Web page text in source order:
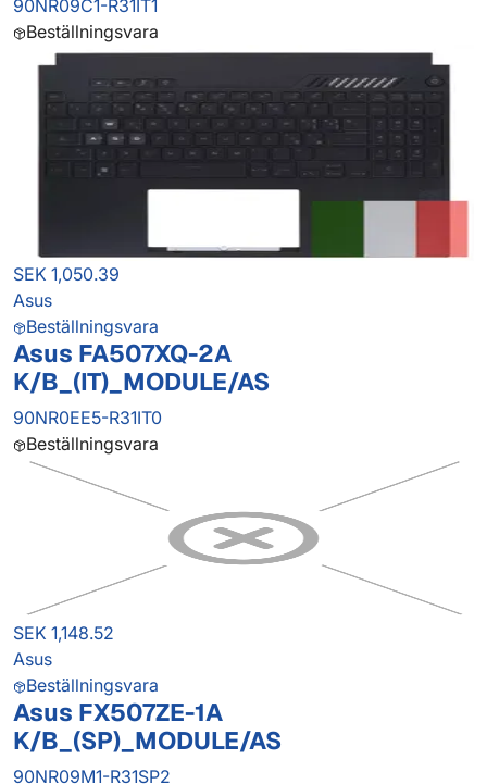
90NR09C1-R31IT1
Beställningsvara
SEK 1,050.39
Asus
Beställningsvara
Asus FA507XQ-2A
K/B_(IT)_MODULE/AS
90NR0EE5-R31IT0
Beställningsvara
SEK 1,148.52
Asus
Beställningsvara
Asus FX507ZE-1A
K/B_(SP)_MODULE/AS
90NR09M1-R31SP2